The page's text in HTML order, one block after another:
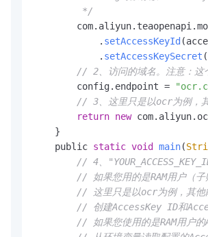
         */
        com.
aliyun. teaopenapi.
            .
setAccessKeyId
            .
setAccessKeySecret
// 2、访问的域名。注意：
        config.
endpoint =
// 3、这里只是以ocr为例，
return new com. aliyun.
    }
    public
static void main(
// 4、
// 如果您用的是RAM用户
// 这里只是以ocr为例，其他
// 创建AccessKey ID和
// 如果您使用的是RAM用